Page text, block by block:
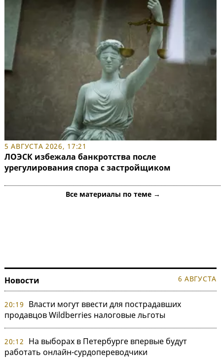
5 АВГУСТА 2026, 17:21
ЛОЭСК избежала банкротства после
урегулирования спора с застройщиком
Все материалы по теме →
Новости 6 АВГУСТА
20:19
Власти могут ввести для пострадавших
продавцов Wildberries налоговые льготы
20:12
На выборах в Петербурге впервые будут
работать онлайн-сурдопереводчики